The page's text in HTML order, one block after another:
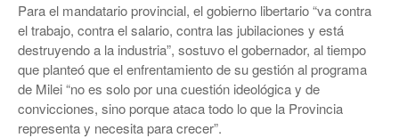
Para el mandatario provincial, el gobierno libertario “va contra
el trabajo, contra el salario, contra las jubilaciones y está
destruyendo a la industria”, sostuvo el gobernador, al tiempo
que planteó que el enfrentamiento de su gestión al programa
de Milei “no es solo por una cuestión ideológica y de
convicciones, sino porque ataca todo lo que la Provincia
representa y necesita para crecer”.